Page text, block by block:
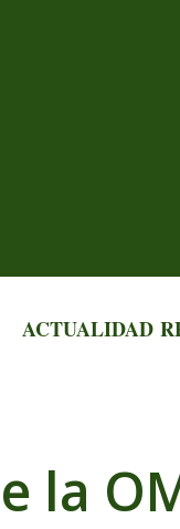
ACTUALIDAD
la